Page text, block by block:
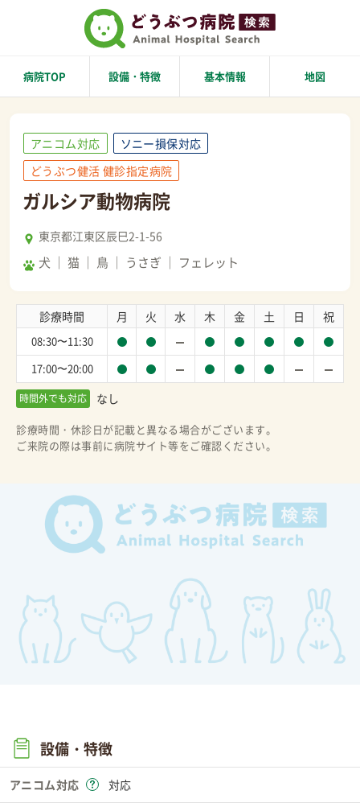
病院TOP 設備・特徴 基本情報 地図
アニコム対応
ソニー損保対応
どうぶつ健活 健診指定病院
ガルシア動物病院
東京都江東区辰巳2-1-56
犬 猫 鳥 うさぎ フェレット
診療時間 月 火 水 木 金 土 日 祝
08:30〜11:30
17:00〜20:00
時間外でも対応 なし
診療時間・休診日が記載と異なる場合がございます。
ご来院の際は事前に病院サイト等をご確認ください。
設備・特徴
アニコム対応 対応